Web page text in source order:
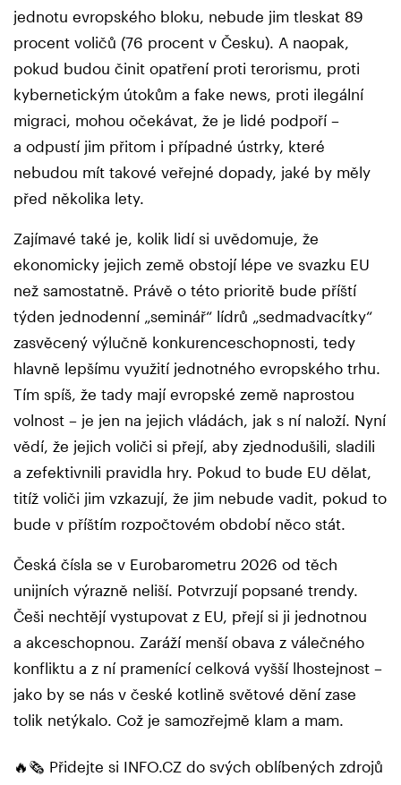
jednotu evropského bloku, nebude jim tleskat 89
procent voličů (76 procent v Česku). A naopak,
pokud budou činit opatření proti terorismu, proti
kybernetickým útokům a fake news, proti ilegální
migraci, mohou očekávat, že je lidé podpoří –
a odpustí jim přitom i případné ústrky, které
nebudou mít takové veřejné dopady, jaké by měly
před několika lety.
Zajímavé také je, kolik lidí si uvědomuje, že
ekonomicky jejich země obstojí lépe ve svazku EU
než samostatně. Právě o této prioritě bude příští
týden jednodenní „seminář“ lídrů „sedmadvacítky“
zasvěcený výlučně konkurenceschopnosti, tedy
hlavně lepšímu využití jednotného evropského trhu.
Tím spíš, že tady mají evropské země naprostou
volnost – je jen na jejich vládách, jak s ní naloží. Nyní
vědí, že jejich voliči si přejí, aby zjednodušili, sladili
a zefektivnili pravidla hry. Pokud to bude EU dělat,
titíž voliči jim vzkazují, že jim nebude vadit, pokud to
bude v příštím rozpočtovém období něco stát.
Česká čísla se v Eurobarometru 2026 od těch
unijních výrazně neliší. Potvrzují popsané trendy.
Češi nechtějí vystupovat z EU, přejí si ji jednotnou
a akceschopnou. Zaráží menší obava z válečného
konfliktu a z ní pramenící celková vyšší lhostejnost –
jako by se nás v české kotlině světové dění zase
tolik netýkalo. Což je samozřejmě klam a mam.
🔥🗞️ Přidejte si INFO.CZ do svých oblíbených zdrojů